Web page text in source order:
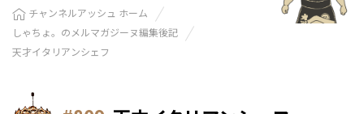
チャンネルアッシュ ホーム
しゃちょ。のメルマガジーヌ編集後記
天才イタリアンシェフ